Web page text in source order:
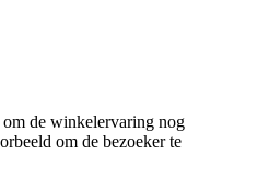
de winkelervaring nog
om de bezoeker te